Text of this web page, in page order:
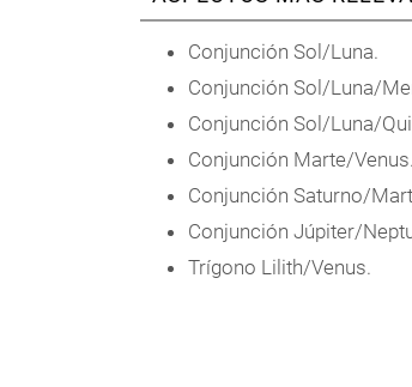
Conjunción Sol/Luna.
Conjunción Sol/Luna/
Conjunción Sol/Luna/
Conjunción Marte/Venus.
Conjunción Saturno/
Conjunción Júpiter/
Trígono Lilith/Venus.